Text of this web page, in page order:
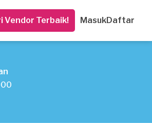
Vendor Terbaik! MasukDaftar